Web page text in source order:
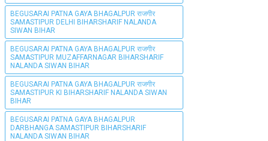
BEGUSARAI PATNA GAYA BHAGALPUR राजगीर
SAMASTIPUR DELHI BIHARSHARIF NALANDA
SIWAN BIHAR
BEGUSARAI PATNA GAYA BHAGALPUR राजगीर
SAMASTIPUR MUZAFFARNAGAR BIHARSHARIF
NALANDA SIWAN BIHAR
BEGUSARAI PATNA GAYA BHAGALPUR राजगीर
SAMASTIPUR KI BIHARSHARIF NALANDA SIWAN
BIHAR
BEGUSARAI PATNA GAYA BHAGALPUR
DARBHANGA SAMASTIPUR BIHARSHARIF
NALANDA SIWAN BIHAR